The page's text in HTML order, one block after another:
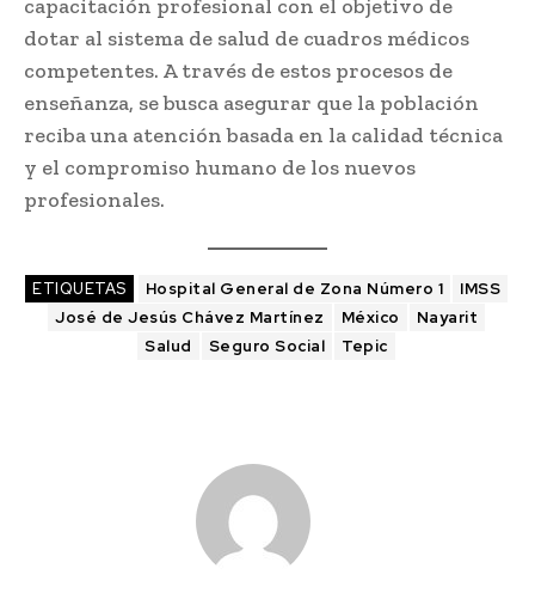
capacitación profesional con el objetivo de
dotar al sistema de salud de cuadros médicos
competentes. A través de estos procesos de
enseñanza, se busca asegurar que la población
reciba una atención basada en la calidad técnica
y el compromiso humano de los nuevos
profesionales.
ETIQUETAS Hospital General de Zona Número 1
IMSS
José de Jesús Chávez Martínez
México
Nayarit
Salud
Seguro Social Tepic